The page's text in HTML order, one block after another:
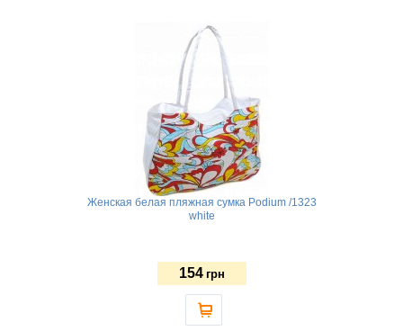
Женская белая пляжная сумка Podium /1323
white
154 грн